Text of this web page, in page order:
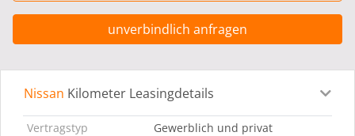
unverbindlich anfragen
Leasingdetails Fahrzeugdetails
Nissan Kilometer Leasingdetails
Vertragstyp
Gewerblich und privat